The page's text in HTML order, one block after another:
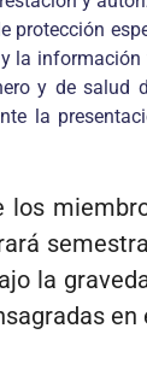
y de
la
la
en